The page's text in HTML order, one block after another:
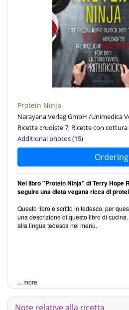
Protein Ninja
Narayana Verlag GmbH /Unimedica
Ricette crudiste 7, Ricette con cottura
Additional photos (15)
Ordering
Nel libro "Protein Ninja" di Terry Hope
seguire una dieta vegana ricca di
Questo libro è scritto in tedesco, per
una descrizione di questo libro di
alla lingua tedesca nel menu.
... more
Note relative alla ricetta